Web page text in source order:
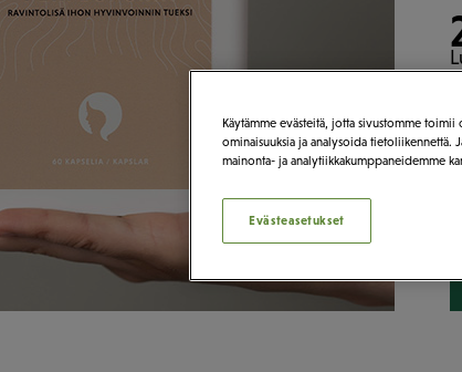
Käytämme evästeitä, jotta sivustomme
ominaisuuksia ja analysoida tietoliikennettä.
mainonta- ja analytiikkakumppaneidemme
Evästeasetukset